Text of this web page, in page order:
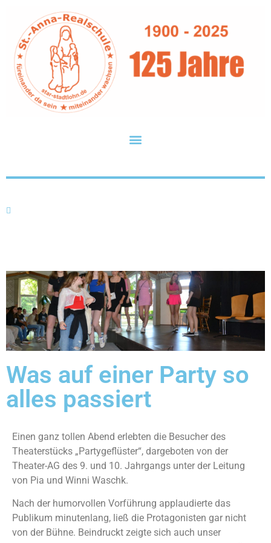
Was auf einer Party so
alles passiert
Einen ganz tollen Abend erlebten die Besucher des
Theaterstücks „Partygeflüster“, dargeboten von der
Theater-AG des 9. und 10. Jahrgangs unter der Leitung
von Pia und Winni Waschk.
Nach der humorvollen Vorführung applaudierte das
Publikum minutenlang, ließ die Protagonisten gar nicht
von der Bühne. Beindruckt zeigte sich auch unser